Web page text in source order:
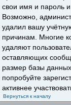
свои имя и пароль и
Возможно,
удалил вашу
причинам. Многие
удаляют
оставляющих
размер базы
попробуйте
активнее
Вернуться к началу